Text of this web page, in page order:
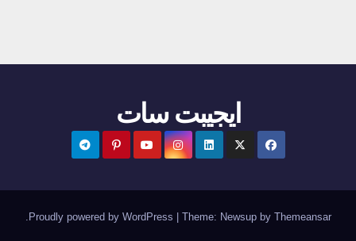
ايجيبت سات
Proudly powered by WordPress Theme: Newsupby Themeansar